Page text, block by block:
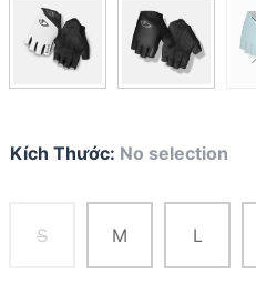
Kích Thước: No selection
S M L